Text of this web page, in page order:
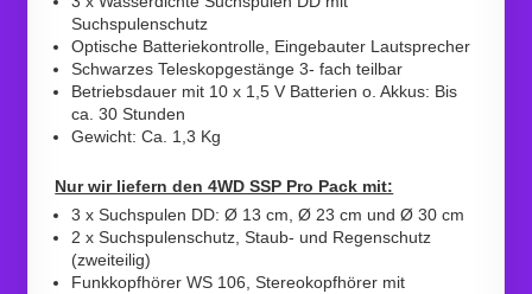
Suchspulenschutz
Optische Batteriekontrolle, Eingebauter Lautsprecher
Schwarzes Teleskopgestänge 3- fach teilbar
Betriebsdauer mit 10 x 1,5 V Batterien o. Akkus: Bis
ca. 30 Stunden
Gewicht: Ca. 1,3 Kg
Nur wir liefern den 4WD SSP Pro Pack mit:
3 x Suchspulen DD: Ø 13 cm, Ø 23 cm und Ø 30 cm
2 x Suchspulenschutz, Staub- und Regenschutz
(zweiteilig)
Funkkopfhörer WS 106, Stereokopfhörer mit